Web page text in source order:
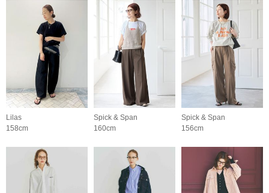
Lilas
158cm
Spick & Span
160cm
Spick & Span
156cm